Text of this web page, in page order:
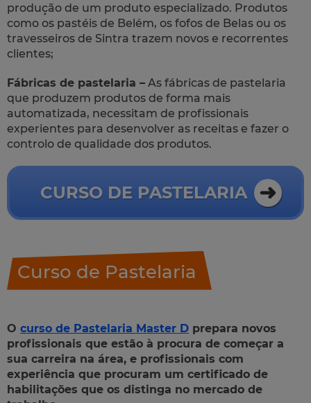
produção de um produto especializado. Produtos
como os pastéis de Belém, os fofos de Belas ou os
travesseiros de Sintra trazem novos e recorrentes
clientes;
Fábricas de pastelaria – As fábricas de pastelaria
que produzem produtos de forma mais
automatizada, necessitam de profissionais
experientes para desenvolver as receitas e fazer o
controlo de qualidade dos produtos.
CURSO DE PASTELARIA
Curso de Pastelaria
O curso de Pastelaria Master D prepara novos
profissionais que estão à procura de começar a
sua carreira na área, e profissionais com
experiência que procuram um certificado de
habilitações que os distinga no mercado de